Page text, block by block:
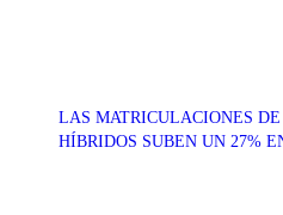
LAS MATRICULACIONES
HÍBRIDOS SUBEN UN 27%